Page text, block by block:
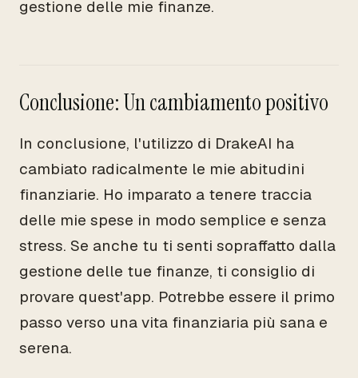
gestione delle mie finanze.
Conclusione: Un cambiamento positivo
In conclusione, l'utilizzo di DrakeAI ha
cambiato radicalmente le mie abitudini
finanziarie. Ho imparato a tenere traccia
delle mie spese in modo semplice e senza
stress. Se anche tu ti senti sopraffatto dalla
gestione delle tue finanze, ti consiglio di
provare quest'app. Potrebbe essere il primo
passo verso una vita finanziaria più sana e
serena.